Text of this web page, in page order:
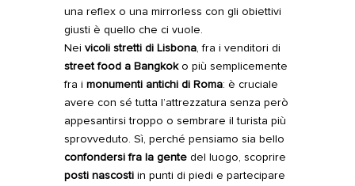
una reflex o una mirrorless con gli obiettivi
giusti è quello che ci vuole.
Nei vicoli stretti di Lisbona, fra i venditori di
street food a Bangkoko più semplicemente
fra i monumenti antichi di Roma: è cruciale
avere con sé tutta l’attrezzatura senza però
appesantirsi troppo o sembrare il turista più
sprovveduto. Sì, perché pensiamo sia bello
confondersi fra la gentedel luogo, scoprire
posti nascostiin punti di piedi e partecipare